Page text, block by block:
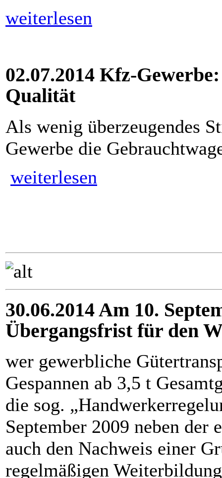
weiterlesen
02.07.2014 Kfz-
Qualität
Als wenig überzeugendes
Gewerbe die
weiterlesen
30.06.2014 Am 10.
Übergangsfrist für den
wer gewerbliche
Gespannen ab 3,5 t
die sog.
September 2009 neben der
auch den Nachweis einer
regelmäßigen